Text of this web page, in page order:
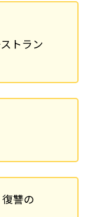
トラン
讐の